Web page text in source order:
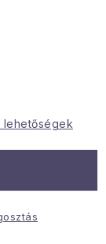
lehetőségek